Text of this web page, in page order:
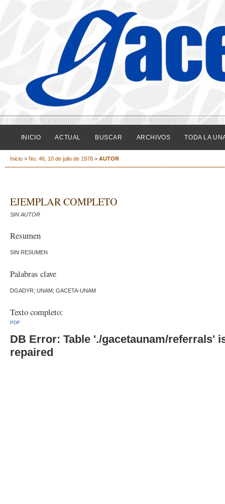
INICIO ACTUAL BUSCAR ARCHIVOS TODA LA
Inicio > No. 46, 10 de julio de 1978 > AUTOR
EJEMPLAR COMPLETO
SIN AUTOR
Resumen
SIN RESUMEN
Palabras clave
DGADYR; UNAM; GACETA-UNAM
Texto completo:
PDF
DB Error: Table './gacetaunam/referrals'
repaired